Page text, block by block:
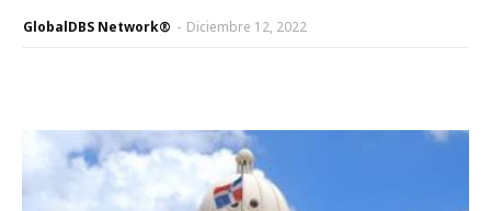
GlobalDBS Network® - Diciembre 12, 2022